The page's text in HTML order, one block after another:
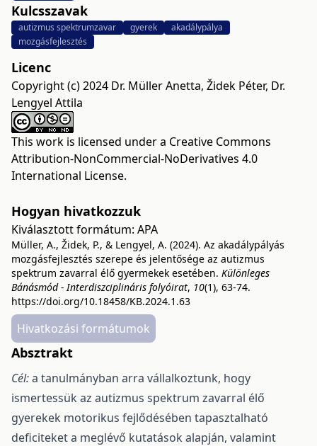
Kulcsszavak
autizmus spektrumzavar gyerek
akadálypálya
mozgásfejlesztés
Licenc
Copyright (c) 2024 Dr. Müller Anetta, Židek Péter, Dr.
Lengyel Attila
This work is licensed under a Creative Commons
Attribution-NonCommercial-NoDerivatives 4.0
International License.
Hogyan hivatkozzuk
Kiválasztott formátum: APA
Müller, A., Židek, P., & Lengyel, A. (2024). Az akadálypályás
mozgásfejlesztés szerepe és jelentősége az autizmus
spektrum zavarral élő gyermekek esetében. Különleges
Bánásmód - Interdiszciplináris folyóirat, 10(1), 63-74.
https://doi.org/10.18458/KB.2024.1.63
Hivatkozási formátumok
Absztrakt
Cél:a tanulmányban arra vállalkoztunk, hogy
ismertessük az autizmus spektrum zavarral élő
gyerekek motorikus fejlődésében tapasztalható
deficiteket a meglévő kutatások alapján, valamint